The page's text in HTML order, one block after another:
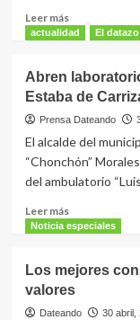
Leer másLeer
más
qué
es
importante
tener
póliza
de
Por
Hjalmar
Gibelli
Gomez
actualidad El datazo
Abren
Estaba de
Prensa Dateando
El alcalde del
“Chonchón”
del ambulatorio
Leer másLeer
más
laboratorio
del
ambulatorio
Noticia especiales
Los mejores
valores
Dateando 30 abril,